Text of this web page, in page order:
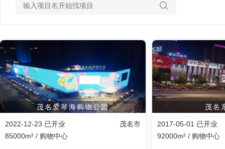
茂名爱琴海购物公园
2022-12-23 已开业
茂名市
85000m² / 购物中心
茂名
2017-05-01 已开业
92000m² / 购物中心